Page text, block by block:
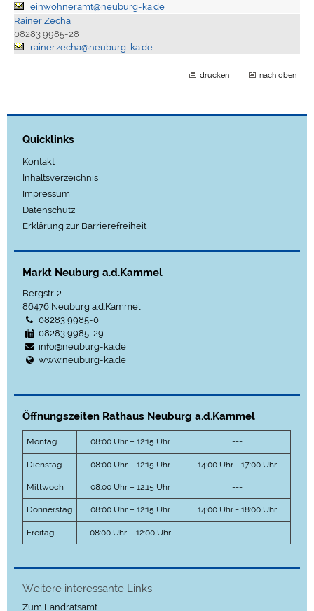
einwohneramt@neuburg-ka.de
Rainer Zecha
08283 9985-28
rainer.zecha@neuburg-ka.de
drucken nach oben
Quicklinks
Kontakt
Inhaltsverzeichnis
Impressum
Datenschutz
Erklärung zur Barrierefreiheit
Markt Neuburg a.d.Kammel
Bergstr. 2
86476 Neuburg a.d.Kammel
08283 9985-0
08283 9985-29
info@neuburg-ka.de
www.neuburg-ka.de
Öffnungszeiten Rathaus Neuburg a.d.Kammel
Montag 08:00 Uhr – 12:15 Uhr ---
Dienstag 08:00 Uhr – 12:15 Uhr 14:00 Uhr - 17:00 Uhr
Mittwoch 08:00 Uhr – 12:15 Uhr ---
Donnerstag 08:00 Uhr – 12:15 Uhr 14:00 Uhr - 18:00 Uhr
Freitag 08:00 Uhr – 12:00 Uhr ---
Weitere interessante Links:
Zum Landratsamt